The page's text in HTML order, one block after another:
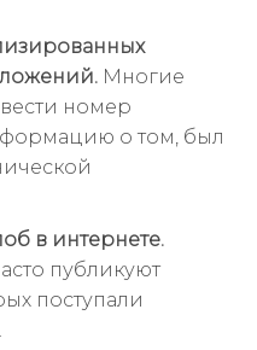
Многие
номер
о том, был
в интернете.
публикуют
поступали